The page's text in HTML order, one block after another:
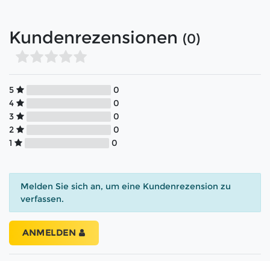
Kundenrezensionen (0)
5
0
4
0
3
0
2
0
1
0
Melden Sie sich an, um eine Kundenrezension zu
verfassen.
ANMELDEN